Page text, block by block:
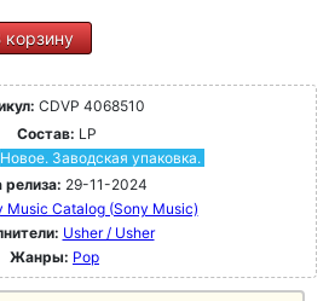
корзину
CDVP 4068510
Состав: LP
Новое. Заводская упаковка.
релиза: 29-11-2024
Music Catalog (Sony Music)
Usher / Usher
Жанры: Pop